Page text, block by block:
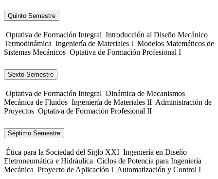
Quinto Semestre
Optativa de Formación Integral Introducción al Diseño Mecánico
Termodinámica Ingeniería de Materiales I Modelos Matemáticos de
Sistemas Mecánicos Optativa de Formación Profesional I
Sexto Semestre
Optativa de Formación Integral Dinámica de Mecanismos
Mecánica de Fluidos Ingeniería de Materiales II Administración de
Proyectos Optativa de Formación Profesional II
Séptimo Semestre
Ética para la Sociedad del Siglo XXI Ingeniería en Diseño
Eletroneumática e Hidráulica Ciclos de Potencia para Ingeniería
Mecánica Proyecto de Aplicación I Automatización y Control I